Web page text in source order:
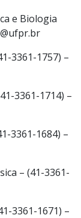
e Biologia
3361-1757) –
3361-1714) –
3361-1684) –
– (41-3361-
3361-1671) –